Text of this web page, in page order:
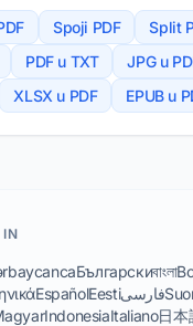
Spoji PDF
Split
PDF u TXT
JPG u
XLSX u PDF EPUB u
IN
Българскиবাংলা
EspañolEestiفارسی
IndonesiaItaliano日本